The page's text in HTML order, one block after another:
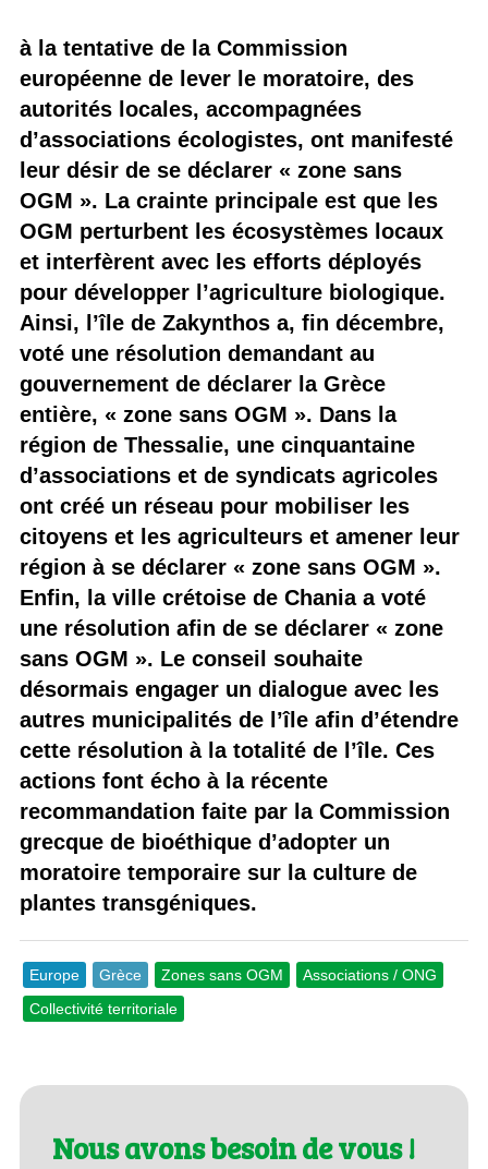
à la tentative de la Commission
européenne de lever le moratoire, des
autorités locales, accompagnées
d’associations écologistes, ont manifesté
leur désir de se déclarer « zone sans
OGM ». La crainte principale est que les
OGM perturbent les écosystèmes locaux
et interfèrent avec les efforts déployés
pour développer l’agriculture biologique.
Ainsi, l’île de Zakynthos a, fin décembre,
voté une résolution demandant au
gouvernement de déclarer la Grèce
entière, « zone sans OGM ». Dans la
région de Thessalie, une cinquantaine
d’associations et de syndicats agricoles
ont créé un réseau pour mobiliser les
citoyens et les agriculteurs et amener leur
région à se déclarer « zone sans OGM ».
Enfin, la ville crétoise de Chania a voté
une résolution afin de se déclarer « zone
sans OGM ». Le conseil souhaite
désormais engager un dialogue avec les
autres municipalités de l’île afin d’étendre
cette résolution à la totalité de l’île. Ces
actions font écho à la récente
recommandation faite par la Commission
grecque de bioéthique d’adopter un
moratoire temporaire sur la culture de
plantes transgéniques.
Europe Grèce Zones sans OGM
Associations / ONG
Collectivité territoriale
Nous avons besoin de vous !